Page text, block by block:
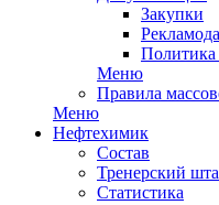
Закупки
Политика
Меню
Правила
Меню
Нефтехимик
Состав
Тренерский
Статистика